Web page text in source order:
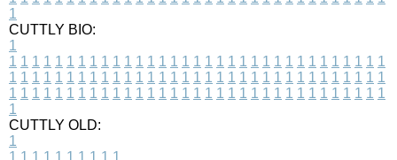
1
CUTTLY BIO:
1
1 1 1 1 1 1 1 1 1 1 1 1 1 1 1 1 1 1 1 1 1 1 1 1 1 1 1 1 1 1 1 1 1
1 1 1 1 1 1 1 1 1 1 1 1 1 1 1 1 1 1 1 1 1 1 1 1 1 1 1 1 1 1 1 1 1
1 1 1 1 1 1 1 1 1 1 1 1 1 1 1 1 1 1 1 1 1 1 1 1 1 1 1 1 1 1 1 1 1
1
CUTTLY OLD:
1
1 1 1 1 1 1 1 1 1 1